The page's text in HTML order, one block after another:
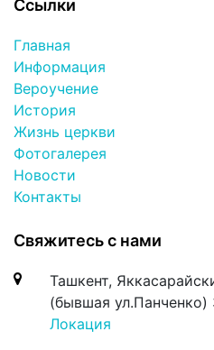
Ссылки
Главная
Информация
Вероучение
История
Жизнь церкви
Фотогалерея
Новости
Контакты
Свяжитесь с нами
Ташкент,
(бывшая ул.Панченко)
Локация